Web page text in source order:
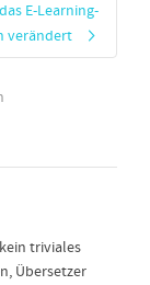
E-Learning-
verändert
triviales
Übersetzer